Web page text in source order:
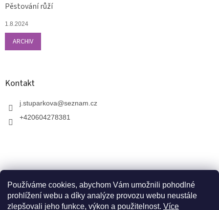
Používáme cookies, abychom Vám umožnili pohodlné
prohlížení webu a díky analýze provozu webu neustále
zlepšovali jeho funkce, výkon a použitelnost. Více
Pěstování růží
1.8.2024
ARCHIV
Kontakt
j.stuparkova@seznam.cz
+420604278381